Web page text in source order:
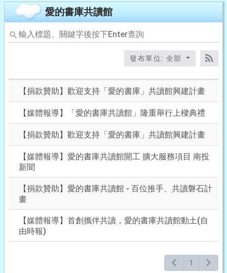
愛的書庫共讀館
輸
入
後
下
Enter
查
發布單位: 全部
RSS
【捐款贊助】歡迎支持「愛的書庫」共讀館興建計畫
【媒體報導】「愛的書庫共讀館」隆重舉行上樑典禮
【捐款贊助】歡迎支持「愛的書庫」共讀館興建計畫
【媒體報導】愛的書庫共讀館開工 擴大服務項目 南投
新聞
【捐款贊助】愛的書庫共讀館 - 百位推手、共讀磐石計
畫
【媒體報導】首創攜伴共讀，愛的書庫共讀館動土(自
由時報)
1